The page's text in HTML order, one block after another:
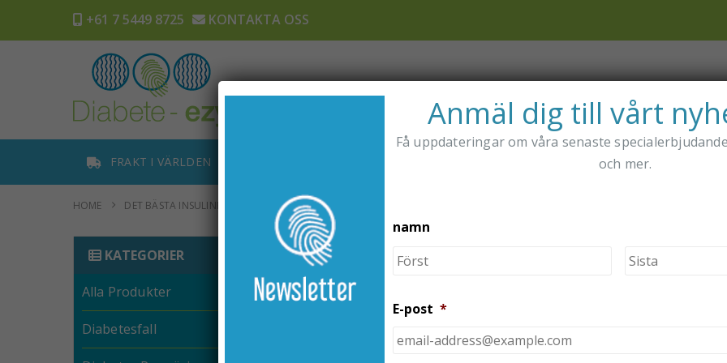
+61 7 5449 8725 KONTAKTA OSS
FRAKT I VÄRLDEN
HOME DET BÄSTA INSULINPUMPSBÄLTET FÖR RESOR: UNDERLÄTTAR DIABETES
KATEGORIER
Alla Produkter
Diabetesfall
Anmäl dig till vårt
Få uppdateringar om våra senaste
och mer.
namn
Förnamn
E-post *